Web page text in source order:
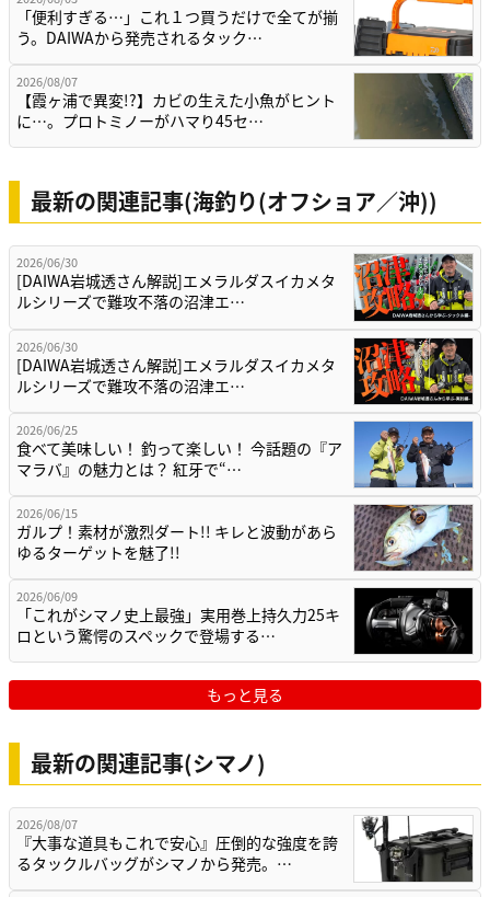
「便利すぎる…」これ１つ買うだけで全てが揃
う。DAIWAから発売されるタック…
2026/08/07
【霞ヶ浦で異変!?】カビの生えた小魚がヒント
に…。プロトミノーがハマり45セ…
最新の関連記事(海釣り(オフショア／沖))
2026/06/30
[DAIWA岩城透さん解説]エメラルダスイカメタ
ルシリーズで難攻不落の沼津エ…
2026/06/30
[DAIWA岩城透さん解説]エメラルダスイカメタ
ルシリーズで難攻不落の沼津エ…
2026/06/25
食べて美味しい！ 釣って楽しい！ 今話題の『ア
マラバ』の魅力とは？ 紅牙で“…
2026/06/15
ガルプ！素材が激烈ダート!! キレと波動があら
ゆるターゲットを魅了!!
2026/06/09
「これがシマノ史上最強」実用巻上持久力25キ
ロという驚愕のスペックで登場する…
もっと見る
最新の関連記事(シマノ)
2026/08/07
『大事な道具もこれで安心』圧倒的な強度を誇
るタックルバッグがシマノから発売。…